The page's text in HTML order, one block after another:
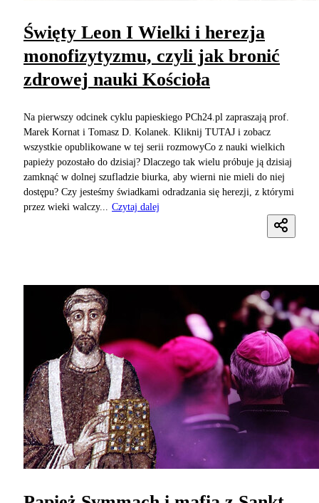
Święty Leon I Wielki i herezja
monofizytyzmu, czyli jak bronić
zdrowej nauki Kościoła
Na pierwszy odcinek cyklu papieskiego PCh24.pl zapraszają prof.
Marek Kornat i Tomasz D. Kolanek. Kliknij TUTAJ i zobacz
wszystkie opublikowane w tej serii rozmowyCo z nauki wielkich
papieży pozostało do dzisiaj? Dlaczego tak wielu próbuje ją dzisiaj
zamknąć w dolnej szufladzie biurka, aby wierni nie mieli do niej
dostępu? Czy jesteśmy świadkami odradzania się herezji, z którymi
przez wieki walczy...
Czytaj dalej